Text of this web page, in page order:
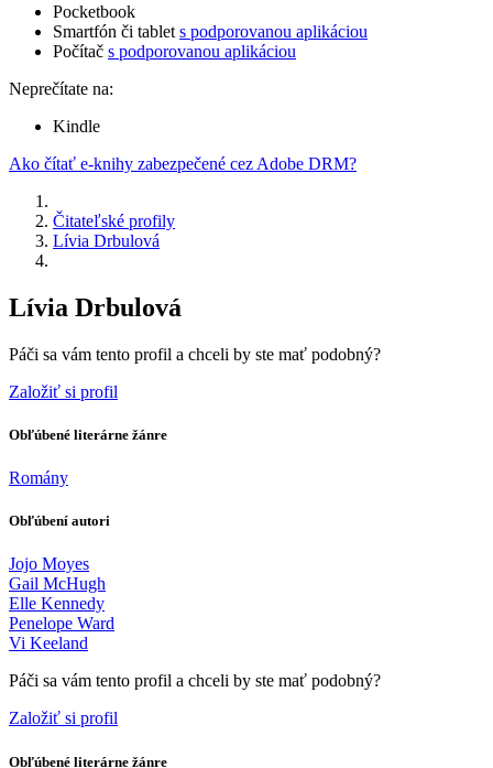
Pocketbook
Smartfón či tablet s podporovanou aplikáciou
Počítač s podporovanou aplikáciou
Neprečítate na:
Kindle
Ako čítať e-knihy zabezpečené cez Adobe DRM?
Čitateľské profily
Lívia Drbulová
Lívia Drbulová
Páči sa vám tento profil a chceli by ste mať podobný?
Založiť si profil
Obľúbené literárne žánre
Romány
Obľúbení autori
Jojo Moyes
Gail McHugh
Elle Kennedy
Penelope Ward
Vi Keeland
Páči sa vám tento profil a chceli by ste mať podobný?
Založiť si profil
Obľúbené literárne žánre